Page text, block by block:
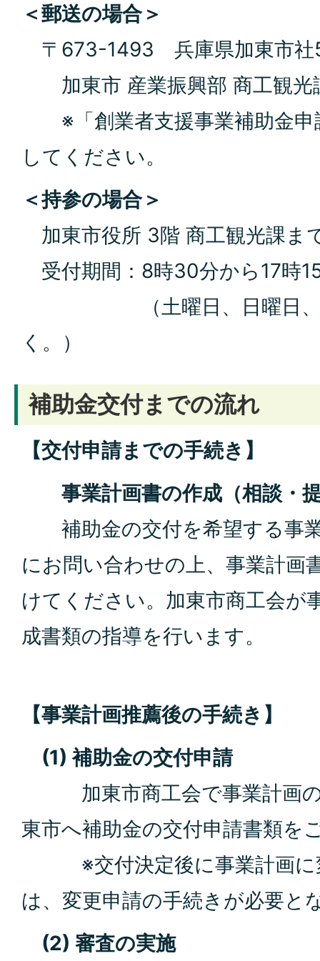
＜郵送の場合＞
〒673-1493 兵庫県加東市社
加東市 産業振興部 商工観光
※「創業者支援事業補助金申
してください。
＜持参の場合＞
加東市役所 3階 商工観光課ま
受付期間：8時30分から17時
（土曜日、日曜日、祝
く。）
補助金交付までの流れ
【交付申請までの手続き】
事業計画書の作成（相談・
補助金の交付を希望する事
にお問い合わせの上、事業計画
けてください。加東市商工会が
成書類の指導を行います。
【事業計画推薦後の手続き】
(1) 補助金の交付申請
加東市商工会で事業計画の
東市へ補助金の交付申請書類を
※交付決定後に事業計画に
は、変更申請の手続きが必要と
(2) 審査の実施